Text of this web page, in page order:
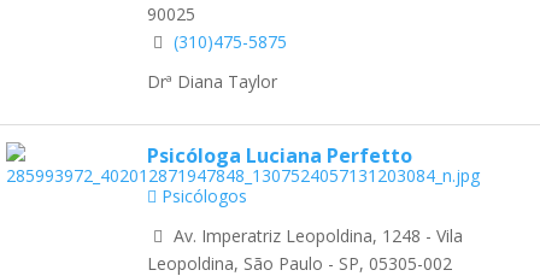
90025
(310)475-5875
Drª Diana Taylor
Psicóloga Luciana Perfetto
Psicólogos
Av. Imperatriz Leopoldina, 1248 - Vila
Leopoldina, São Paulo - SP, 05305-002